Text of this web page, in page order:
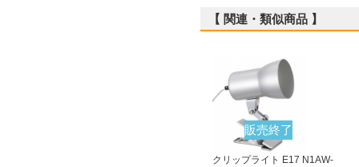
【 関連・類似商品 】
販売終了
クリップライト E17 N1AW-